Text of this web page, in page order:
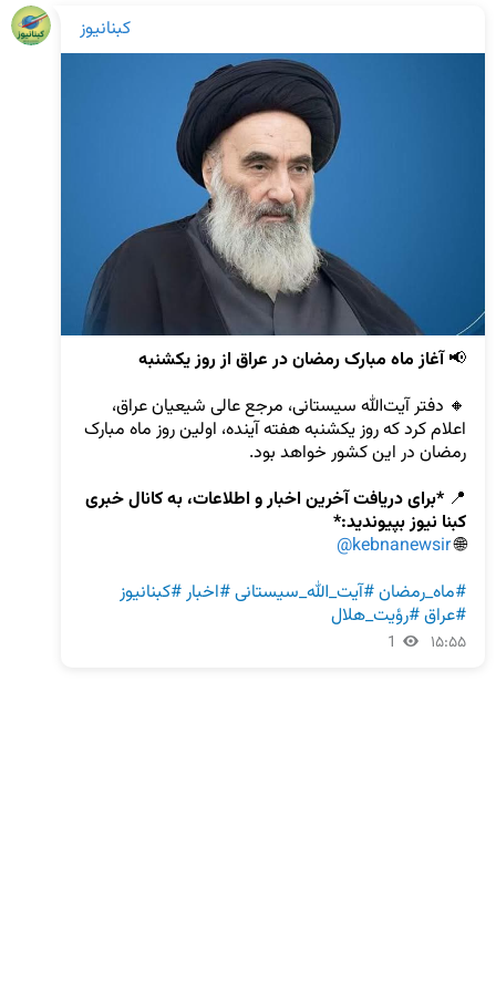
کبنانیوز
📢 آغاز ماه مبارک رمضان در عراق از روز یکشنبه
📍
کبنا نیوز بپیوندید:*
🌐
@kebnanewsir
#ماه_رمضان#آیت_الله_سیستانی#اخبار#کبنانيوز
#عراق#رؤیت_هلال
1 ۱۵:۵۵